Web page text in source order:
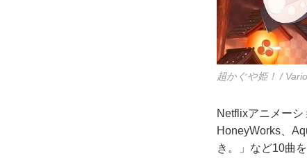
超かぐや姫！ /
Netflixアニメー
HoneyWorks、
き。」など10曲